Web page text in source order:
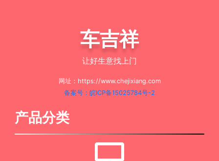
车吉祥
让好生意找上门
网址：https://www.chejixiang.com
备案号：皖ICP备15025784号-2
产品分类